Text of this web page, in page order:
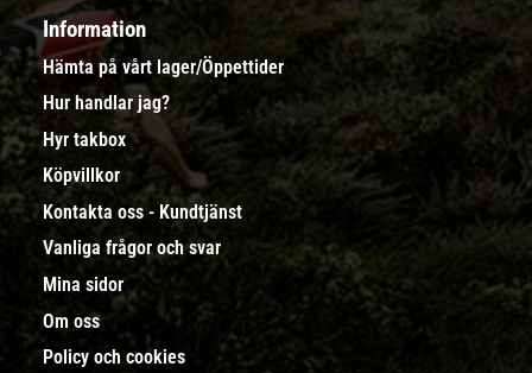
Information
Hämta på vårt lager/Öppettider
Hur handlar jag?
Hyr takbox
Köpvillkor
Kontakta oss - Kundtjänst
Vanliga frågor och svar
Mina sidor
Om oss
Policy och cookies